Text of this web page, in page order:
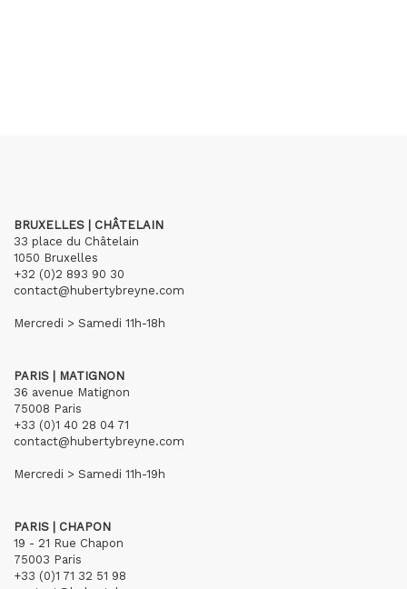
BRUXELLES | CHÂTELAIN
33 place du Châtelain
1050 Bruxelles
+32 (0)2 893 90 30
contact@hubertybreyne.com
Mercredi > Samedi 11h-18h
PARIS | MATIGNON
36 avenue Matignon
75008 Paris
+33 (0)1 40 28 04 71
contact@hubertybreyne.com
Mercredi > Samedi 11h-19h
PARIS | CHAPON
19 - 21 Rue Chapon
75003 Paris
+33 (0)1 71 32 51 98